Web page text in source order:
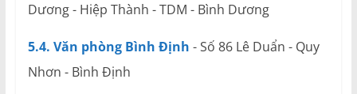
Dương - Hiệp Thành - TDM - Bình Dương
5.4. Văn phòng Bình Định - Số 86 Lê Duẩn - Quy
Nhơn - Bình Định